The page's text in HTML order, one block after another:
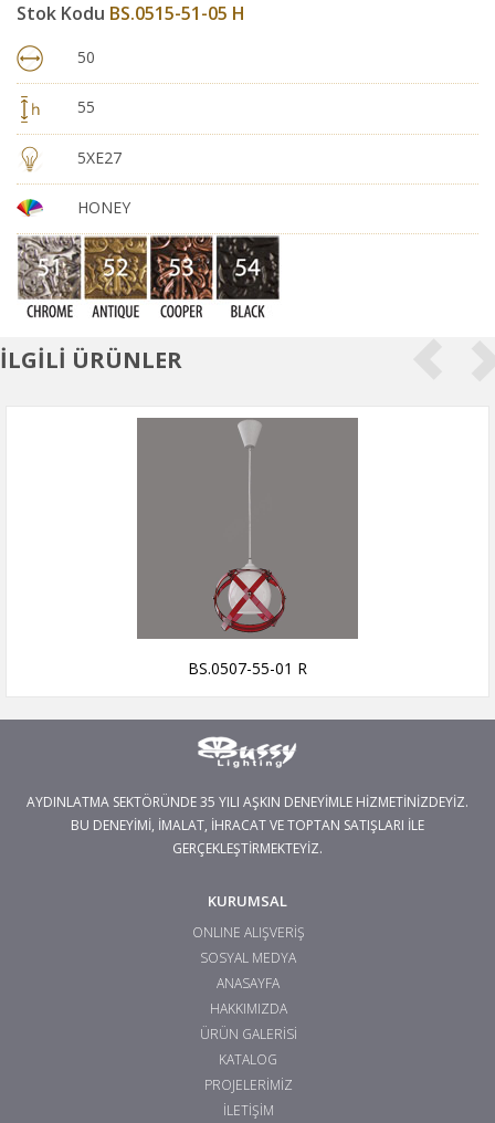
Stok Kodu BS.0515-51-05 H
50
55
5XE27
HONEY
İLGİLİ ÜRÜNLER
BS.0507-55-01 R
AYDINLATMA SEKTÖRÜNDE 35 YILI AŞKIN DENEYİMLE HİZMETİNİZDEYİZ.
BU DENEYİMİ, İMALAT, İHRACAT VE TOPTAN SATIŞLARI İLE
GERÇEKLEŞTİRMEKTEYİZ.
KURUMSAL
ONLINE ALIŞVERİŞ
SOSYAL MEDYA
ANASAYFA
HAKKIMIZDA
ÜRÜN GALERİSİ
KATALOG
PROJELERİMİZ
İLETİŞİM